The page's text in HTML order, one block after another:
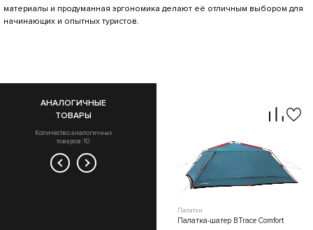
материалы и продуманная эргономика делают её отличным выбором для
начинающих и опытных туристов.
АНАЛОГИЧНЫЕ
ТОВАРЫ
Количество аналогичных
товаров: 10
Палатки
Палатка-шатер BTrace Comfort